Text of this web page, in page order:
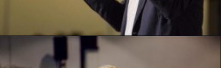
en strategieën ontwikkeld om dit onheil af te wenden.
Optie nemen
TOEVOEGEN AAN WINKELMANDJE